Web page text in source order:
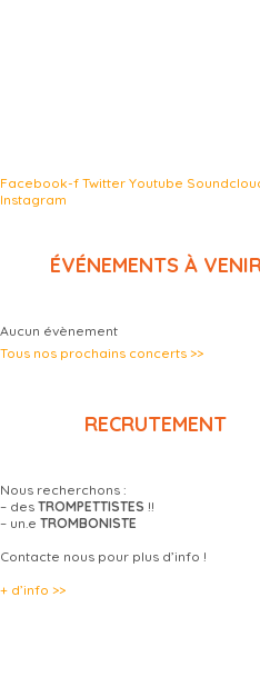
Facebook-f Twitter Youtube
Instagram
ÉVÉNEMENTS À
Aucun évènement
Tous nos prochains concerts >>
RECRUTEMENT
Nous recherchons :
– des TROMPETTISTES !!
– un.e TROMBONISTE
Contacte nous pour plus d’info !
+ d’info >>